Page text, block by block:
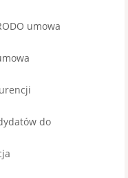
umowa
do